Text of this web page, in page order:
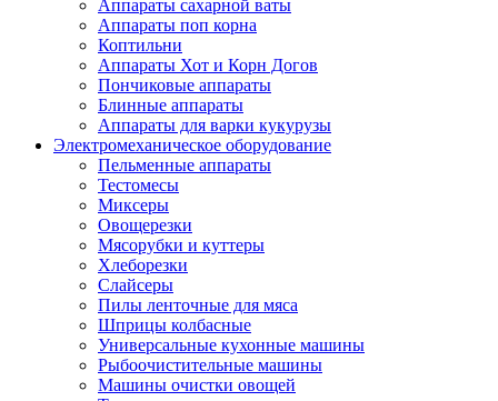
Аппараты сахарной ваты
Аппараты поп корна
Коптильни
Аппараты Хот и Корн Догов
Пончиковые аппараты
Блинные аппараты
Аппараты для варки кукурузы
Электромеханическое оборудование
Пельменные аппараты
Тестомесы
Миксеры
Овощерезки
Мясорубки и куттеры
Хлеборезки
Слайсеры
Пилы ленточные для мяса
Шприцы колбасные
Универсальные кухонные машины
Рыбоочистительные машины
Машины очистки овощей